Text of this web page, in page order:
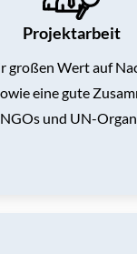
Projektarbeit
großen Wert auf
eine gute
und UN-